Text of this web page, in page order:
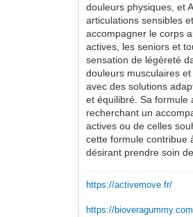
douleurs physiques, et
articulations sensibles
accompagner le corps
actives, les seniors et
sensation de légèreté
douleurs musculaires
avec des solutions
et équilibré. Sa formule
recherchant un
actives ou de celles
cette formule contribue
désirant prendre soin
https://activemove.fr/
https://